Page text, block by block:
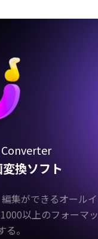
換ソフト
集ができるオールイ
以上のフォーマッ
る。